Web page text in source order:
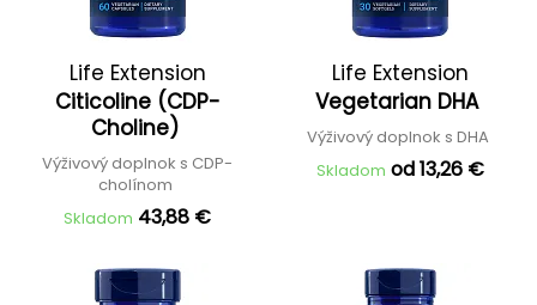
Life Extension
Citicoline (CDP-
Choline)
Výživový doplnok s CDP-
cholínom
Skladom 43,88 €
Life Extension
Vegetarian DHA
Výživový doplnok s DHA
Skladom od 13,26 €